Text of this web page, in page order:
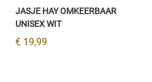
JASJE HAY OMKEERBAAR
UNISEX WIT
€ 19,99